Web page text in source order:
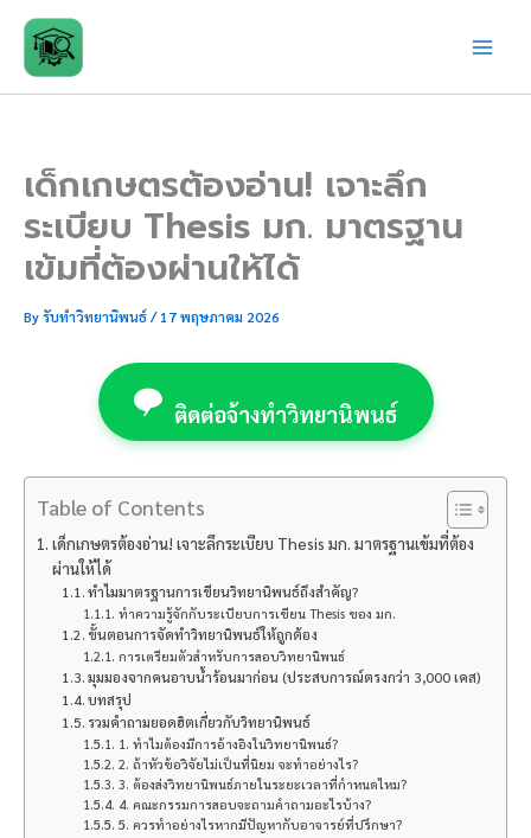
content
เด็กเกษตรต้องอ่าน! เจาะลึก
ระเบียบ Thesis มก. มาตรฐาน
เข้มที่ต้องผ่านให้ได้
Byรับทำวิทยานิพนธ์/17 พฤษภาคม 2026
ติดต่อจ้างทำวิทยานิพนธ์
Table of Contents
เด็กเกษตรต้องอ่าน! เจาะลึกระเบียบ Thesis มก. มาตรฐานเข้มที่ต้อง
ผ่านให้ได้
ทำไมมาตรฐานการเขียนวิทยานิพนธ์ถึงสำคัญ?
ทำความรู้จักกับระเบียบการเขียน Thesis ของ มก.
ขั้นตอนการจัดทำวิทยานิพนธ์ให้ถูกต้อง
การเตรียมตัวสำหรับการสอบวิทยานิพนธ์
มุมมองจากคนอาบน้ำร้อนมาก่อน (ประสบการณ์ตรงกว่า 3,000 เคส)
บทสรุป
รวมคำถามยอดฮิตเกี่ยวกับวิทยานิพนธ์
1. ทำไมต้องมีการอ้างอิงในวิทยานิพนธ์?
2. ถ้าหัวข้อวิจัยไม่เป็นที่นิยม จะทำอย่างไร?
3. ต้องส่งวิทยานิพนธ์ภายในระยะเวลาที่กำหนดไหม?
4. คณะกรรมการสอบจะถามคำถามอะไรบ้าง?
5. ควรทำอย่างไรหากมีปัญหากับอาจารย์ที่ปรึกษา?